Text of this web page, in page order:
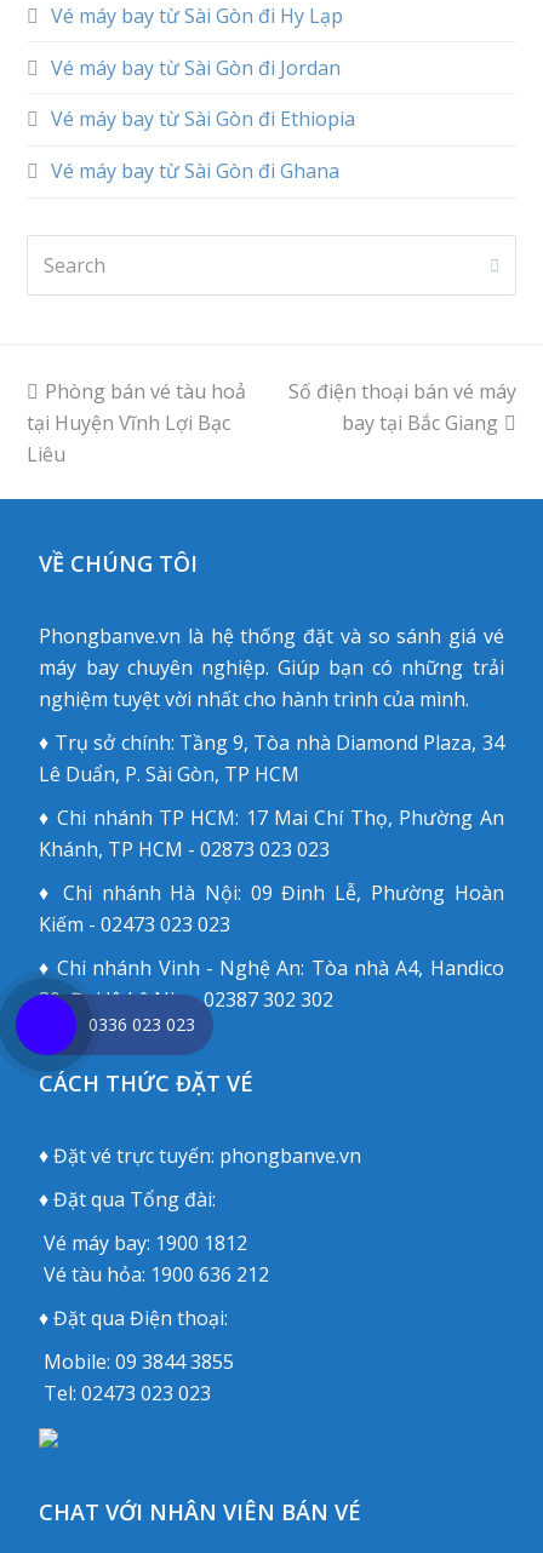
Vé máy bay từ Sài Gòn đi Hy Lạp
Vé máy bay từ Sài Gòn đi Jordan
Vé máy bay từ Sài Gòn đi Ethiopia
Vé máy bay từ Sài Gòn đi Ghana
previous
post:
Phòng bán vé tàu hoả
tại Huyện Vĩnh Lợi Bạc
Liêu
next
Số điện thoại bán vé máy
bay tại Bắc Giang
VỀ CHÚNG TÔI
Phongbanve.vn là hệ thống đặt và so sánh giá vé
máy bay chuyên nghiệp. Giúp bạn có những trải
nghiệm tuyệt vời nhất cho hành trình của mình.
♦ Trụ sở chính: Tầng 9, Tòa nhà Diamond Plaza, 34
Lê Duẩn, P. Sài Gòn, TP HCM
♦ Chi nhánh TP HCM: 17 Mai Chí Thọ, Phường An
Khánh, TP HCM - 02873 023 023
♦ Chi nhánh Hà Nội: 09 Đinh Lễ, Phường Hoàn
Kiếm - 02473 023 023
♦ Chi nhánh Vinh - Nghệ An: Tòa nhà A4, Handico
30, Đại lộ Lê Nin - 02387 302 302
CÁCH THỨC ĐẶT VÉ
♦ Đặt vé trực tuyến: phongbanve.vn
♦ Đặt qua Tổng đài:
Vé máy bay: 1900 1812
Vé tàu hỏa: 1900 636 212
♦ Đặt qua Điện thoại:
Mobile:09 3844 3855
Tel:02473 023 023
CHAT VỚI NHÂN VIÊN BÁN VÉ
0336 023 023